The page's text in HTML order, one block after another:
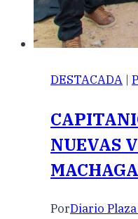
DESTACADA |
NUEVAS
PorDiario